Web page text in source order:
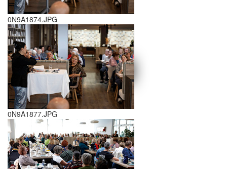
schließen X
<<
>>
0N9A1874.JPG
0N9A1877.JPG